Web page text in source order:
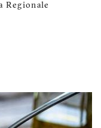
Regionale